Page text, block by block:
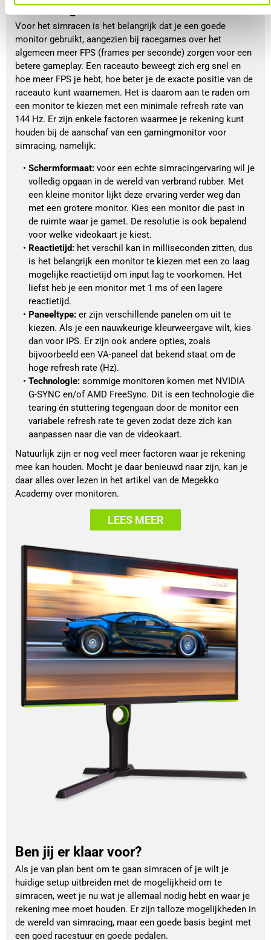
simracing?
Voor het simracen is het belangrijk dat je een goede
monitor gebruikt, aangezien bij racegames over het
algemeen meer FPS (frames per seconde) zorgen voor een
betere gameplay. Een raceauto beweegt zich erg snel en
hoe meer FPS je hebt, hoe beter je de exacte positie van de
raceauto kunt waarnemen. Het is daarom aan te raden om
een monitor te kiezen met een minimale refresh rate van
144 Hz. Er zijn enkele factoren waarmee je rekening kunt
houden bij de aanschaf van een gamingmonitor voor
simracing, namelijk:
Schermformaat: voor een echte simracingervaring wil je
volledig opgaan in de wereld van verbrand rubber. Met
een kleine monitor lijkt deze ervaring verder weg dan
met een grotere monitor. Kies een monitor die past in
de ruimte waar je gamet. De resolutie is ook bepalend
voor welke videokaart je kiest.
Reactietijd: het verschil kan in milliseconden zitten, dus
is het belangrijk een monitor te kiezen met een zo laag
mogelijke reactietijd om input lag te voorkomen. Het
liefst heb je een monitor met 1 ms of een lagere
reactietijd.
Paneeltype: er zijn verschillende panelen om uit te
kiezen. Als je een nauwkeurige kleurweergave wilt, kies
dan voor IPS. Er zijn ook andere opties, zoals
bijvoorbeeld een VA-paneel dat bekend staat om de
hoge refresh rate (Hz).
Technologie: sommige monitoren komen met NVIDIA
G-SYNC en/of AMD FreeSync. Dit is een technologie die
tearing én stuttering tegengaan door de monitor een
variabele refresh rate te geven zodat deze zich kan
aanpassen naar die van de videokaart.
Natuurlijk zijn er nog veel meer factoren waar je rekening
mee kan houden. Mocht je daar benieuwd naar zijn, kan je
daar alles over lezen in het artikel van de Megekko
Academy over monitoren.
LEES MEER
Ben jij er klaar voor?
Als je van plan bent om te gaan simracen of je wilt je
huidige setup uitbreiden met de mogelijkheid om te
simracen, weet je nu wat je allemaal nodig hebt en waar je
rekening mee moet houden. Er zijn talloze mogelijkheden in
de wereld van simracing, maar een goede basis begint met
een goed racestuur en goede pedalen.